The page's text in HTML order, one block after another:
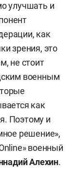
улучшать и
как
зрения, это
не стоит
военным
как
Поэтому и
решение»,
военный
Алехин.